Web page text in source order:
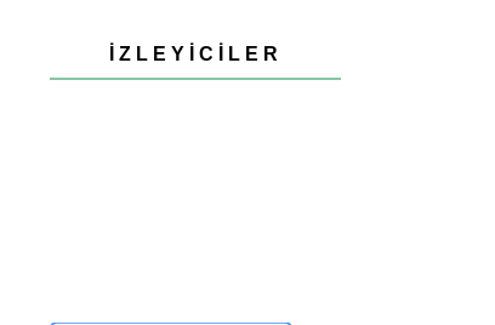
İZLEYICILER